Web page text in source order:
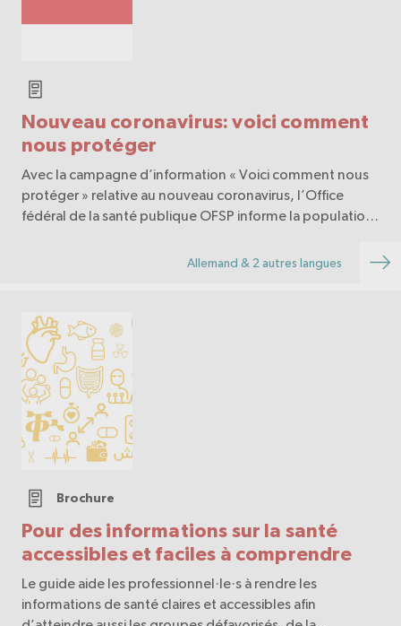
Nouveau coronavirus: voici comment
nous protéger
Avec la campagne d’information « Voici comment nous
protéger » relative au nouveau coronavirus, l’Office
fédéral de la santé publique OFSP informe la population
prêter attention aux règles d’hygiène e…
Allemand & 2 autres langues
Pour des informations sur la santé
accessibles et faciles à comprendre
Brochure
Le guide aide les professionnel·le·s à rendre les
informations de santé claires et accessibles afin